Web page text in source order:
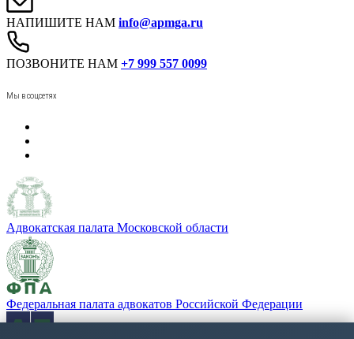
НАПИШИТЕ НАМ info@apmga.ru
ПОЗВОНИТЕ НАМ +7 999 557 0099
Мы в соцсетях
Адвокатская палата Московской области
Федеральная палата адвокатов Российской Федерации